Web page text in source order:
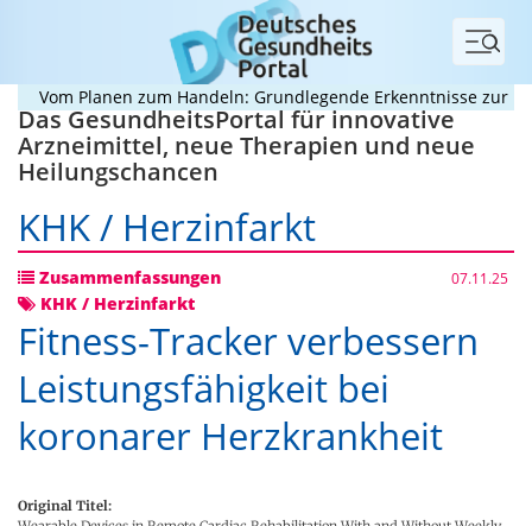
Menü
Vom Planen zum Handeln: Grundlegende Erkenntnisse zur
Das GesundheitsPortal für innovative
Arzneimittel, neue Therapien und neue
Heilungschancen
KHK / Herzinfarkt
Zusammenfassungen 07.11.25
KHK / Herzinfarkt
Fitness-Tracker verbessern
Leistungsfähigkeit bei
koronarer Herzkrankheit
Original Titel: